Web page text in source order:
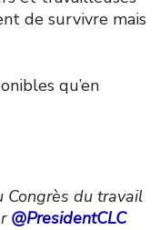
de survivre mais
qu’en
Congrès du travail
@PresidentCLC